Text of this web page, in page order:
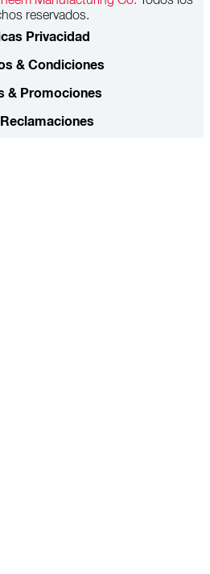
reservados.
Privacidad
& Condiciones
& Promociones